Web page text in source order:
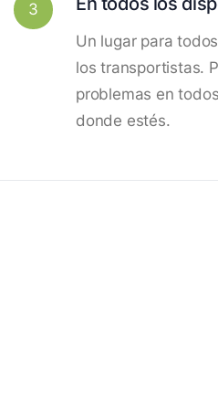
3
Un lugar para
los transportistas.
problemas en
donde estés.